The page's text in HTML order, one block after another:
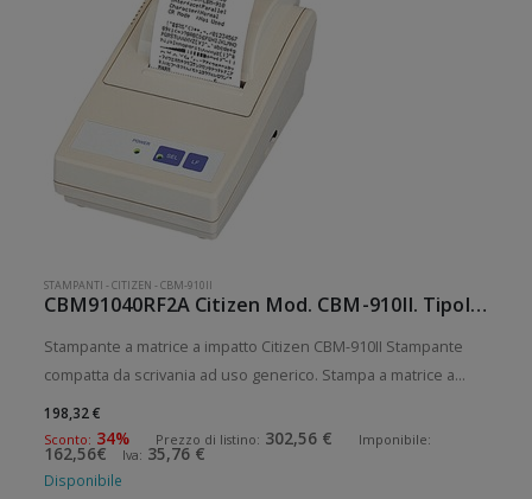
STAMPANTI -CITIZEN -CBM-910II
CBM91040RF2A Citizen Mod. CBM-910II. Tipologia: Desktop.
Stampante a matrice a impatto Citizen CBM-910II Stampante
compatta da scrivania ad uso generico. Stampa a matrice a
impatto. Velocit di stampa: 2 lps Risoluzione di stampa: 40
colonne Supporto di stampa: Ricevute Connettivit: Seriale RS-
232 (D
198,32 €
Sconto: 34% Prezzo di listino: 302,56 € Imponibile:
162,56€ Iva: 35,76 €
Disponibile